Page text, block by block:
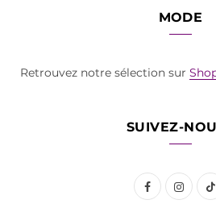
MODE
Retrouvez notre sélection sur
SUIVEZ-
F
I
T